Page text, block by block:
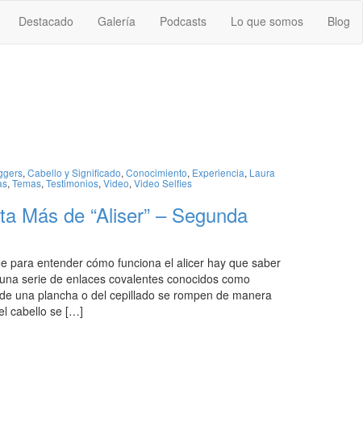
Destacado Galería Podcasts Lo que somos Blog
, Cabello y Significado, Conocimiento, Experiencia, Laura
, Temas, Testimonios, Video, Video Selfies
Más de “Aliser” – Segunda
para entender cómo funciona el alicer hay que saber
serie de enlaces covalentes conocidos como
una plancha o del cepillado se rompen de manera
cabello se […]